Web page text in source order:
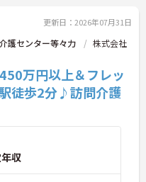
グループなら
ています。
支援はもちろ
休暇・短縮
イフステージ
く働き続けら
更新日：2026年07月31日
護センター等々力
株式会社
万円以上＆フレッ
徒歩2分♪訪問介護
収